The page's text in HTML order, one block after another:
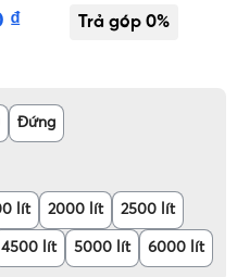
₫
Đứng
lít 2000 lít 2500 lít
4500 lít 5000 lít 6000 lít